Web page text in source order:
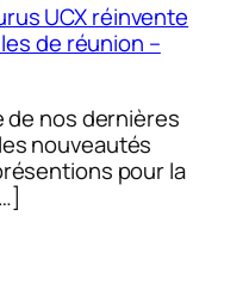
UCX réinvente
de réunion –
de nos dernières
nouveautés
pour la